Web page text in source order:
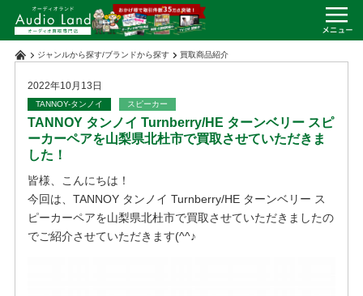
ジャンルから探す/ブランドから探す 買取商品紹介
2022年10月13日
TANNOY-タンノイ スピーカー
TANNOY タンノイ Turnberry/HE ターンベリー スピ
ーカーペアを山梨県北杜市で買取させていただきま
した！
皆様、こんにちは！
今回は、TANNOY タンノイ Turnberry/HE ターンベリー ス
ピーカーペアを山梨県北杜市で買取させていただきましたの
でご紹介させていただきます(^^♪